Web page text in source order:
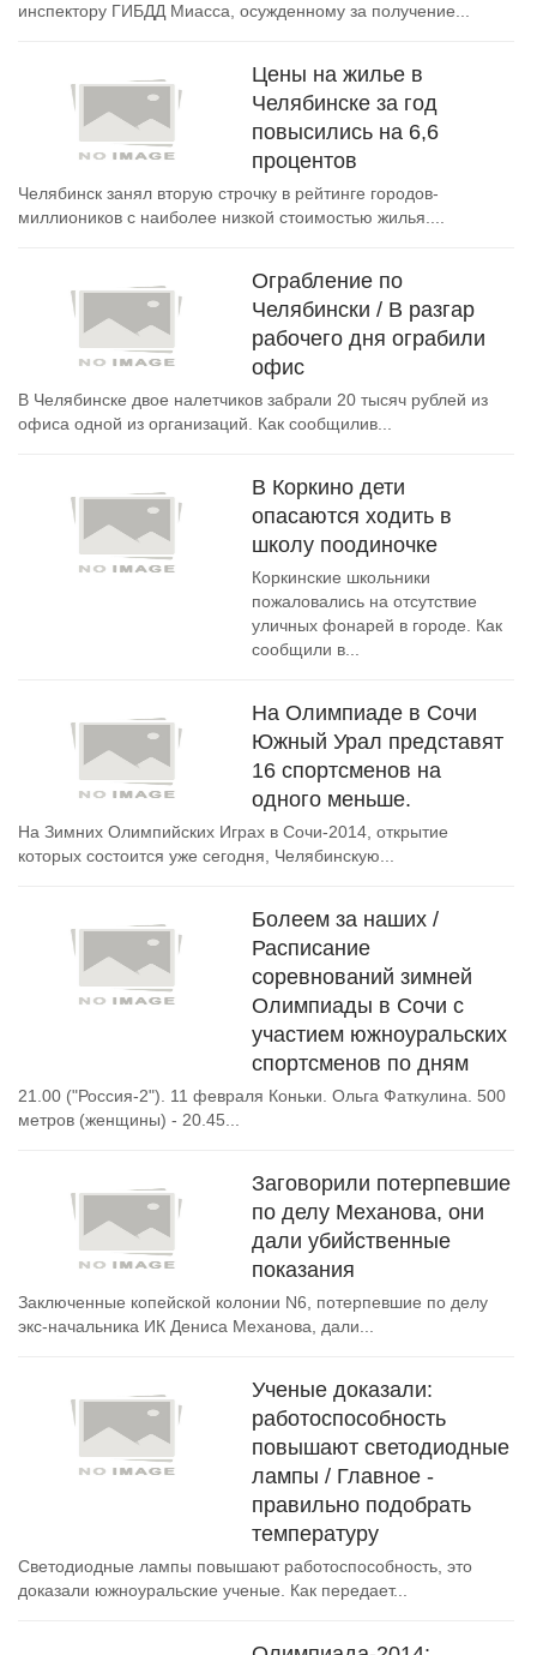
инспектору ГИБДД Миасса, осужденному за получение...
Цены на жилье в
Челябинске за год
повысились на 6,6
процентов
Челябинск занял вторую строчку в рейтинге городов-
миллиоников с наиболее низкой стоимостью жилья....
Ограбление по
Челябински / В разгар
рабочего дня ограбили
офис
В Челябинске двое налетчиков забрали 20 тысяч рублей из
офиса одной из организаций. Как сообщилив...
В Коркино дети
опасаются ходить в
школу поодиночке
Коркинские школьники
пожаловались на отсутствие
уличных фонарей в городе. Как
сообщили в...
На Олимпиаде в Сочи
Южный Урал представят
16 спортсменов на
одного меньше.
На Зимних Олимпийских Играх в Сочи-2014, открытие
которых состоится уже сегодня, Челябинскую...
Болеем за наших /
Расписание
соревнований зимней
Олимпиады в Сочи с
участием южноуральских
спортсменов по дням
21.00 ("Россия-2"). 11 февраля Коньки. Ольга Фаткулина. 500
метров (женщины) - 20.45...
Заговорили потерпевшие
по делу Механова, они
дали убийственные
показания
Заключенные копейской колонии N6, потерпевшие по делу
экс-начальника ИК Дениса Механова, дали...
Ученые доказали:
работоспособность
повышают светодиодные
лампы / Главное -
правильно подобрать
температуру
Светодиодные лампы повышают работоспособность, это
доказали южноуральские ученые. Как передает...